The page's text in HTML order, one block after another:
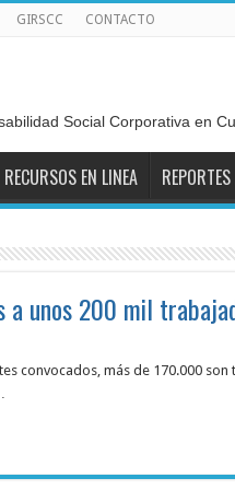
GIRSCC CONTACTO
Social Corporativa en
RECURSOS EN LINEA
unos 200 mil
convocados, más de 170.000